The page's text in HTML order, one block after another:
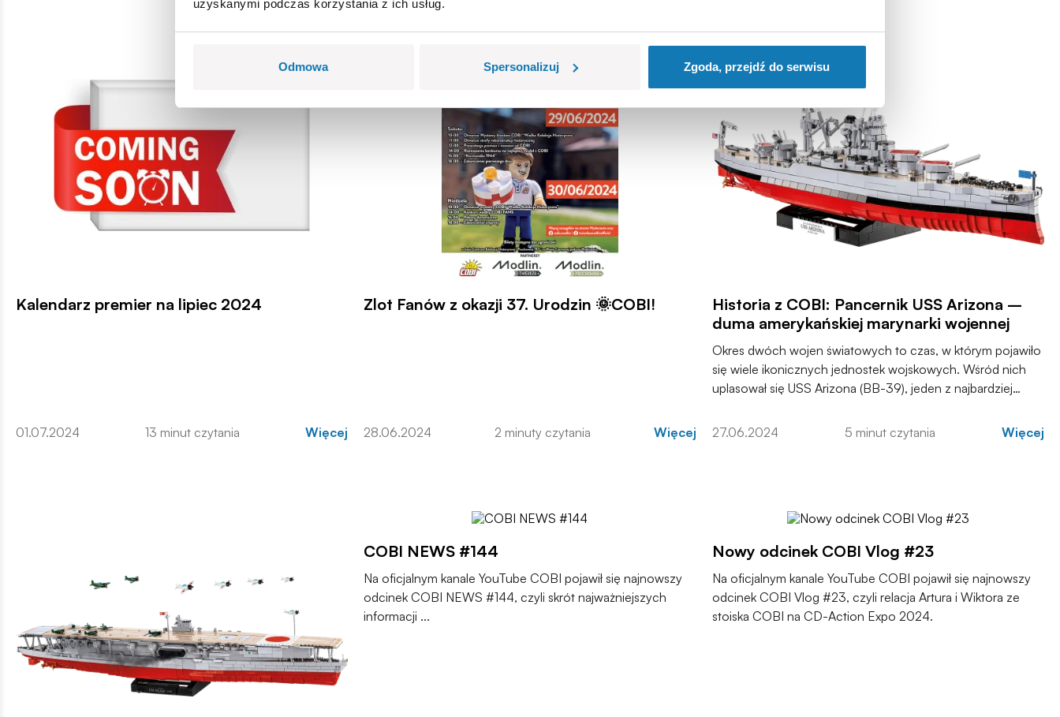
uzyskanymi podczas korzystania z ich usług.
Odmowa Spersonalizuj Zgoda, przejdź do serwisu
Kalendarz premier na lipiec 2024
01.07.2024 13 minut czytania Więcej
Zlot Fanów z okazji 37. Urodzin 🌞COBI!
28.06.2024 2 minuty czytania Więcej
Historia z COBI: Pancernik USS Arizona –
duma amerykańskiej marynarki wojennej
Okres dwóch wojen światowych to czas, w którym pojawiło
się wiele ikonicznych jednostek wojskowych. Wśród nich
uplasował się USS Arizona (BB-39), jeden z najbardziej
wojennej, symbolizujący zarówno potęgę i kunszt
27.06.2024 5 minut czytania Więcej
COBI NEWS #144
Na oficjalnym kanale YouTube COBI pojawił się najnowszy
odcinek COBI NEWS #144, czyli skrót najważniejszych
informacji ...
Nowy odcinek COBI Vlog #23
Na oficjalnym kanale YouTube COBI pojawił się najnowszy
odcinek COBI Vlog #23, czyli relacja Artura i Wiktora ze
stoiska COBI na CD-Action Expo 2024.